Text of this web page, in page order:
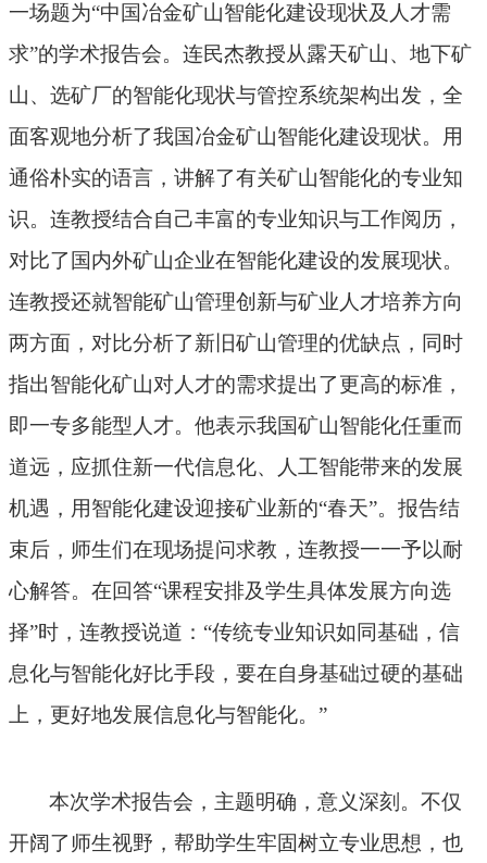
一场题为“中国冶金矿山智能化建设现状及人才需
求”的学术报告会。连民杰教授从露天矿山、地下矿
山、选矿厂的智能化现状与管控系统架构出发，全
面客观地分析了我国冶金矿山智能化建设现状。 用
通俗朴实的语言，讲解了有关矿山智能化的专业知
识。连教授结合自己丰富的专业知识与工作阅历，
对比了国内外矿山企业在智能化建设的发展现状。
连教授还就智能矿山管理创新与矿业人才培养方向
两方面，对比分析了新旧矿山管理的优缺点，同时
指出智能化矿山对人才的需求提出了更高的标准，
即一专多能型人才。他表示我国矿山智能化任重而
道远，应抓住新一代信息化、人工智能带来的发展
机遇，用智能化建设迎接矿业新的“春天”。报告结
束后，师生们在现场提问求教，连教授一一予以耐
心解答。在回答“课程安排及学生具体发展方向选
择”时，连教授说道： “传统专业知识如同基础，信
息化与智能化好比手段，要在自身基础过硬的基础
上，更好地发展信息化与智能化。”
本次学术报告会，主题明确，意义深刻。不仅
开阔了 师生视野 ，帮助学生牢固树立专业思想，也